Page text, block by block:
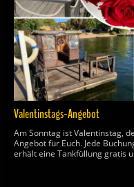
Valentinstags-Angebot
Am Sonntag ist Valentinstag,
Angebot für Euch. Jede
erhält eine Tankfüllung gratis